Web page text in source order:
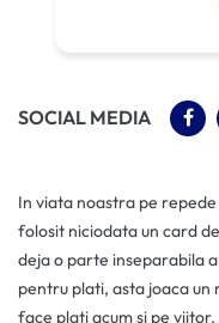
SOCIAL MEDIA
In viata noastra pe
folosit niciodata un card
deja o parte inseparabila
pentru plati, asta joaca
face plati acum si pe viitor.